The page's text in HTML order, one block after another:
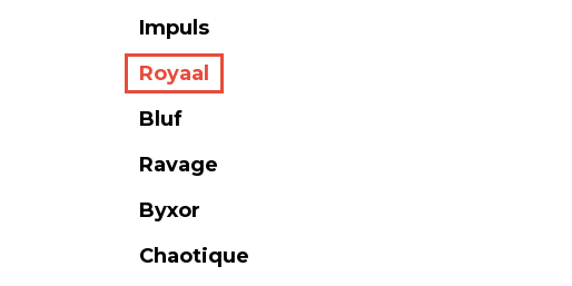
Impuls
Royaal
Bluf
Ravage
Byxor
Chaotique